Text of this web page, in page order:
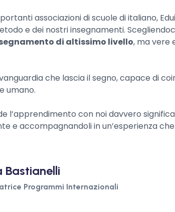
associazioni di scuole di italiano,
e dei nostri insegnamenti.
di altissimo livello, ma vere
che lascia il segno, capace di
umano.
l’apprendimento con noi davvero
e accompagnandoli in un’esperienza
Bastianelli
Programmi Internazionali